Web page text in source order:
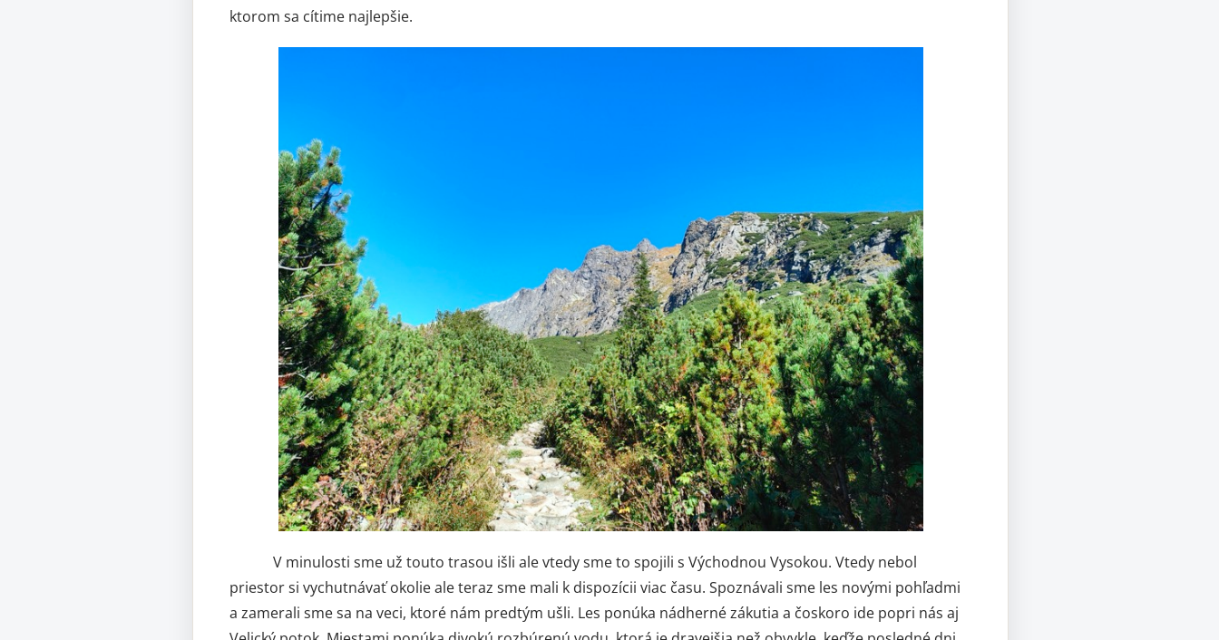
ktorom sa cítime najlepšie.
V minulosti sme už touto trasou išli ale vtedy sme to spojili s Východnou Vysokou. Vtedy nebol
priestor si vychutnávať okolie ale teraz sme mali k dispozícii viac času. Spoznávali sme les novými pohľadmi
a zamerali sme sa na veci, ktoré nám predtým ušli. Les ponúka nádherné zákutia a čoskoro ide popri nás aj